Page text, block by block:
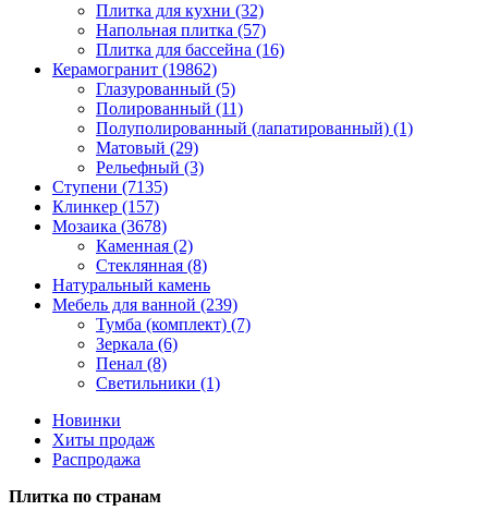
Плитка для кухни (32)
Напольная плитка (57)
Плитка для бассейна (16)
Керамогранит (19862)
Глазурованный (5)
Полированный (11)
Полуполированный (лапатированный) (1)
Матовый (29)
Рельефный (3)
Ступени (7135)
Клинкер (157)
Мозаика (3678)
Каменная (2)
Стеклянная (8)
Натуральный камень
Мебель для ванной (239)
Тумба (комплект) (7)
Зеркала (6)
Пенал (8)
Светильники (1)
Новинки
Хиты продаж
Распродажа
Плитка по странам